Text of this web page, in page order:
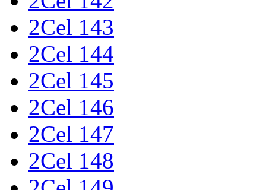
2Cel 143
2Cel 144
2Cel 145
2Cel 146
2Cel 147
2Cel 148